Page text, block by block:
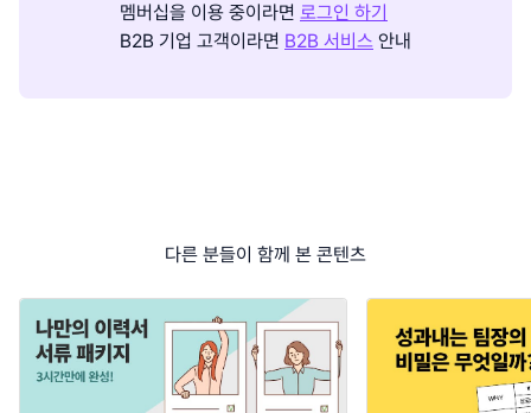
멤버십을 이용 중이라면 로그인 하기
B2B 기업 고객이라면 B2B 서비스 안내
다른 분들이 함께 본 콘텐츠